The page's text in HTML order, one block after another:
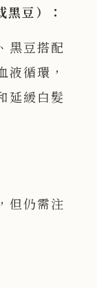
豆）：
黑豆搭配
液循環，
延緩白髮
但仍需注